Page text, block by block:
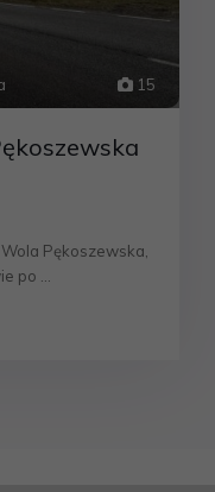
15
Pękoszewska,
po ...